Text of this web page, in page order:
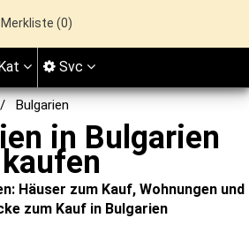
Bulgarien
in Bulgarien
kaufen
Häuser zum Kauf, Wohnungen und
zum Kauf in Bulgarien
Merkliste (0)
Svc